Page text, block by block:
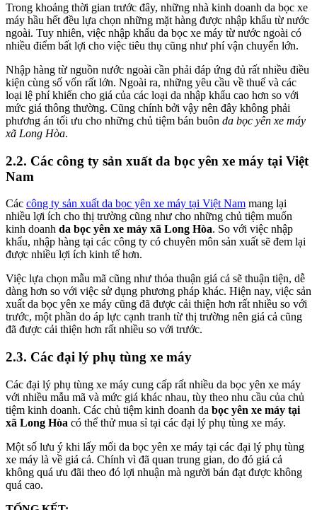
Trong khoảng thời gian trước đây, những nhà kinh doanh da bọc xe
máy hầu hết đều lựa chọn những mặt hàng được nhập khẩu từ nước
ngoài. Tuy nhiên, việc nhập khẩu da bọc xe máy từ nước ngoài có
nhiều điểm bất lợi cho việc tiêu thụ cũng như phí vận chuyển lớn.
Nhập hàng từ nguồn nước ngoài cần phải đáp ứng đủ rất nhiều điều
kiện cùng số vốn rất lớn. Ngoài ra, những yêu cầu về thuế và các
loại lệ phí khiến cho giá của các loại da nhập khẩu cao hơn so với
mức giá thông thường. Cũng chính bởi vậy nên đây không phải
phương án tối ưu cho những chủ tiệm bán buôn da bọc yên xe máy
xã Long Hòa.
2.2. Các công ty sản xuất da bọc yên xe máy tại Việt
Nam
Các công ty sản xuất da bọc yên xe máy tại Việt Nam mang lại
nhiều lợi ích cho thị trường cũng như cho những chủ tiệm muốn
kinh doanh da bọc yên xe máy xã Long Hòa. So với việc nhập
khẩu, nhập hàng tại các công ty có chuyên môn sản xuất sẽ đem lại
được nhiều lợi ích kinh tế hơn.
Việc lựa chọn mẫu mã cũng như thỏa thuận giá cả sẽ thuận tiện, dễ
dàng hơn so với việc sử dụng phương pháp khác. Hiện nay, việc sản
xuất da bọc yên xe máy cũng đã được cải thiện hơn rất nhiều so với
trước, một phần do áp lực cạnh tranh từ thị trường nên giá cả cũng
đã được cải thiện hơn rất nhiều so với trước.
2.3. Các đại lý phụ tùng xe máy
Các đại lý phụ tùng xe máy cung cấp rất nhiều da bọc yên xe máy
với nhiều mẫu mã và mức giá khác nhau, tùy theo nhu cầu của chủ
tiệm kinh doanh. Các chủ tiệm kinh doanh da bọc yên xe máy tại
xã Long Hòa có thể thử mua sỉ tại các đại lý phụ tùng xe máy.
Một số lưu ý khi lấy mối da bọc yên xe máy tại các đại lý phụ tùng
xe máy là về giá cả. Chính vì đã quan trung gian, do đó giá cả
không quá ưu đãi theo đó lợi nhuận mà người bán đạt được không
quá cao.